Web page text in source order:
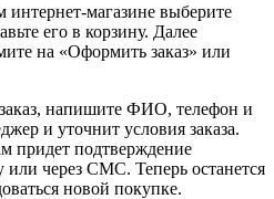
магазине выберите
его в корзину. Далее
на «Оформить заказ» или
напишите ФИО, телефон и
и уточнит условия заказа.
придет подтверждение
или через СМС. Теперь останется
новой покупке.